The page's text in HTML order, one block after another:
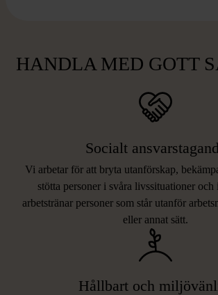
HANDLA MED GOTT
Socialt
Vi arbetar för att bryta utanförskap,
stötta personer i svåra livssituationer
arbetstränar personer som står utanför
eller annat sätt.
Hållbart och